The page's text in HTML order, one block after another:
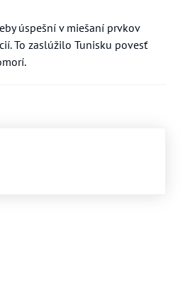
úspešní v miešaní prvkov
To zaslúžilo Tunisku povesť